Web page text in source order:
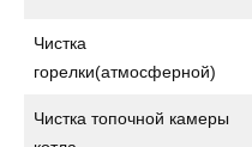
Чистка
горелки(атмосферной)
Чистка топочной камеры